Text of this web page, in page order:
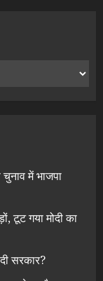
में भाजपा
टूट गया मोदी का
सरकार?